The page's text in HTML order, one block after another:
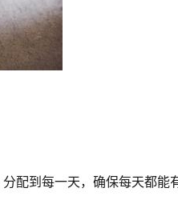
配到每一天，确保每天都能